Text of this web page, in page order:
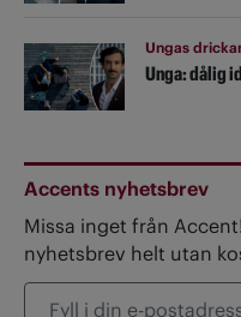
Ungas
Unga: dålig
Accents nyhetsbrev
Missa inget från
nyhetsbrev helt utan